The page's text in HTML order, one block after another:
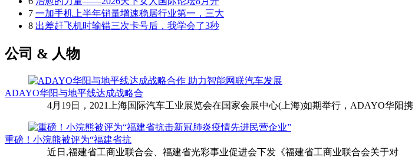
7 一加手机上半年销量增速稳居行业第一，三大
8 出差赶飞机时输错三次卡号后，我学会了3秒
公司 & 人物
ADAYO华阳与地平线达成战略合
4月19日，2021上海国际汽车工业展览会在国家会展中心(上海)如期举行，ADAYO华阳携
重磅！小浣熊被评为“福建省抗
近日,福建省工商业联合会、福建省光彩事业促进会下发《福建省工商业联合会关于对